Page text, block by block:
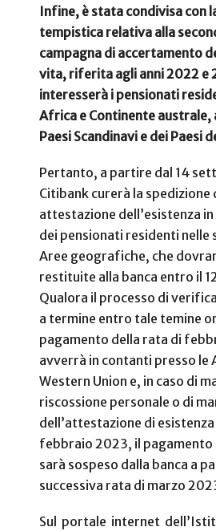
Infine, è stata condivisa con
tempistica relativa alla
campagna di accertamento
vita, riferita agli anni 2022 e
interesserà i pensionati
Africa e Continente australe,
Paesi Scandinavi e dei Paesi
Pertanto, a partire dal 14
Citibank curerà la spedizione
attestazione dell’esistenza
dei pensionati residenti nelle
Aree geografiche, che
restituite alla banca entro il
Qualora il processo di
a termine entro tale temine
pagamento della rata di
avverrà in contanti presso le
Western Union e, in caso di
riscossione personale o di
dell’attestazione di
febbraio 2023, il pagamento
sarà sospeso dalla banca a
successiva rata di marzo
Sul portale internet